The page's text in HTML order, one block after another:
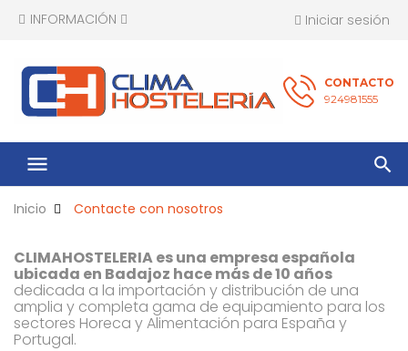
INFORMACIÓN Iniciar sesión
CONTACTO
924981555
menu
Inicio Contacte con nosotros
CLIMAHOSTELERIA es una empresa española
ubicada en Badajoz hace más de 10 años
dedicada a la importación y distribución de una
amplia y completa gama de equipamiento para los
sectores Horeca y Alimentación para España y
Portugal.